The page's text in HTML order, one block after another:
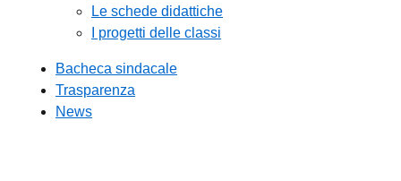
Le schede didattiche
I progetti delle classi
Bacheca sindacale
Trasparenza
News